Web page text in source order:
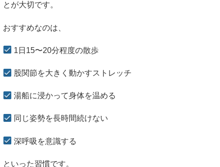
とが大切です。
おすすめなのは、
1日15〜20分程度の散歩
股関節を大きく動かすストレッチ
湯船に浸かって身体を温める
同じ姿勢を長時間続けない
深呼吸を意識する
といった習慣です。